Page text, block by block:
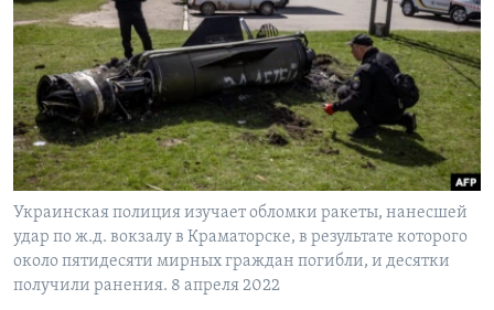
Learning English
СОЦИАЛЬНЫЕ СЕТИ
Украинская полиция изучает обломки ракеты, нанесшей
удар по ж.д. вокзалу в Краматорске, в результате которого
около пятидесяти мирных граждан погибли, и десятки
получили ранения. 8 апреля 2022